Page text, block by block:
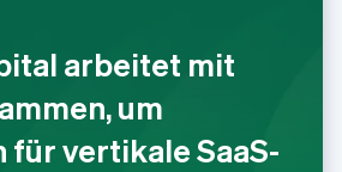
arbeitet mit
um
für vertikale SaaS-